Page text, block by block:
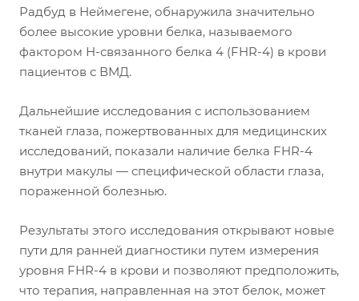
Радбуд в Неймегене, обнаружила значительно
более высокие уровни белка, называемого
фактором Н-связанного белка 4 (FHR-4) в крови
пациентов с ВМД.
Дальнейшие исследования с использованием
тканей глаза, пожертвованных для медицинских
исследований, показали наличие белка FHR-4
внутри макулы — специфической области глаза,
пораженной болезнью.
Результаты этого исследования открывают новые
пути для ранней диагностики путем измерения
уровня FHR-4 в крови и позволяют предположить,
что терапия, направленная на этот белок, может